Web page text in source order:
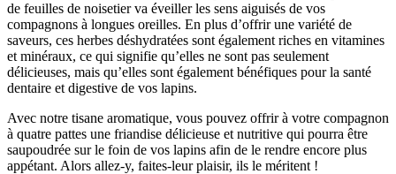
de feuilles de noisetier va éveiller les sens aiguisés de vos
compagnons à longues oreilles. En plus d’offrir une variété de
saveurs, ces herbes déshydratées sont également riches en vitamines
et minéraux, ce qui signifie qu’elles ne sont pas seulement
délicieuses, mais qu’elles sont également bénéfiques pour la santé
dentaire et digestive de vos lapins.
Avec notre tisane aromatique, vous pouvez offrir à votre compagnon
à quatre pattes une friandise délicieuse et nutritive qui pourra être
saupoudrée sur le foin de vos lapins afin de le rendre encore plus
appétant. Alors allez-y, faites-leur plaisir, ils le méritent !